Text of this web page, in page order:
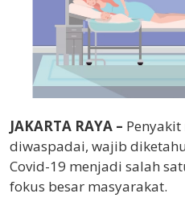
JAKARTA RAYA –
diwaspadai, wajib
Covid-19 menjadi salah
fokus besar masyarakat.